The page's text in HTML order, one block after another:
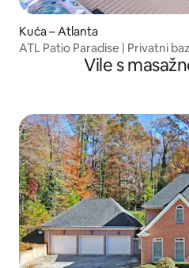
Kuća – Atlanta
ATL Patio Paradise | Privatni
Vile s